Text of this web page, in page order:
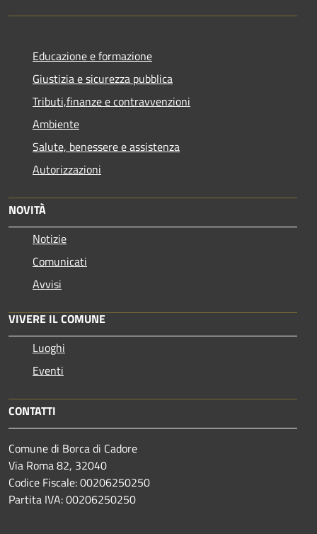
Educazione e formazione
Giustizia e sicurezza pubblica
Tributi,finanze e contravvenzioni
Ambiente
Salute, benessere e assistenza
Autorizzazioni
NOVITÀ
Notizie
Comunicati
Avvisi
VIVERE IL COMUNE
Luoghi
Eventi
CONTATTI
Comune di Borca di Cadore
Via Roma 82, 32040
Codice Fiscale: 00206250250
Partita IVA: 00206250250